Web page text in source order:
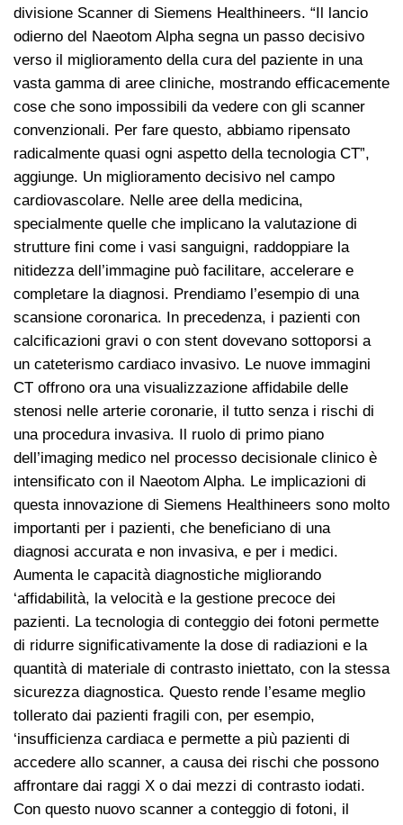
divisione Scanner di Siemens Healthineers. “Il lancio
odierno del Naeotom Alpha segna un passo decisivo
verso il miglioramento della cura del paziente in una
vasta gamma di aree cliniche, mostrando efficacemente
cose che sono impossibili da vedere con gli scanner
convenzionali. Per fare questo, abbiamo ripensato
radicalmente quasi ogni aspetto della tecnologia CT”,
aggiunge. Un miglioramento decisivo nel campo
cardiovascolare. Nelle aree della medicina,
specialmente quelle che implicano la valutazione di
strutture fini come i vasi sanguigni, raddoppiare la
nitidezza dell’immagine può facilitare, accelerare e
completare la diagnosi. Prendiamo l’esempio di una
scansione coronarica. In precedenza, i pazienti con
calcificazioni gravi o con stent dovevano sottoporsi a
un cateterismo cardiaco invasivo. Le nuove immagini
CT offrono ora una visualizzazione affidabile delle
stenosi nelle arterie coronarie, il tutto senza i rischi di
una procedura invasiva. Il ruolo di primo piano
dell’imaging medico nel processo decisionale clinico è
intensificato con il Naeotom Alpha. Le implicazioni di
questa innovazione di Siemens Healthineers sono molto
importanti per i pazienti, che beneficiano di una
diagnosi accurata e non invasiva, e per i medici.
Aumenta le capacità diagnostiche migliorando
‘affidabilità, la velocità e la gestione precoce dei
pazienti. La tecnologia di conteggio dei fotoni permette
di ridurre significativamente la dose di radiazioni e la
quantità di materiale di contrasto iniettato, con la stessa
sicurezza diagnostica. Questo rende l’esame meglio
tollerato dai pazienti fragili con, per esempio,
‘insufficienza cardiaca e permette a più pazienti di
accedere allo scanner, a causa dei rischi che possono
affrontare dai raggi X o dai mezzi di contrasto iodati.
Con questo nuovo scanner a conteggio di fotoni, il